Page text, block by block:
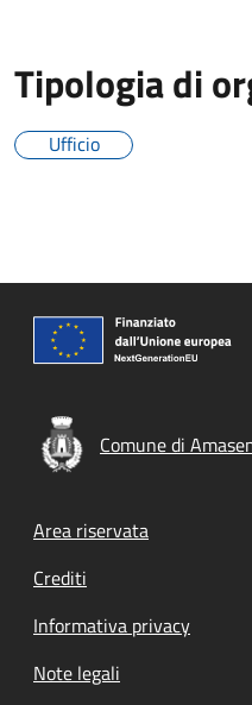
Tipologia di
Ufficio
Comune di
Footer menu
Area riservata
Crediti
Informativa privacy
Note legali